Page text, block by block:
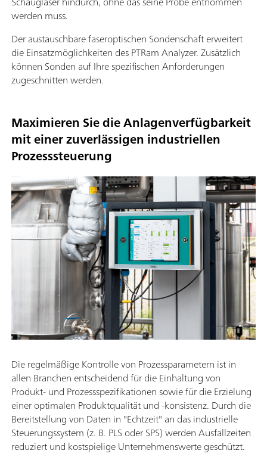
werden muss.
Der austauschbare faseroptischen Sondenschaft erweitert
die Einsatzmöglichkeiten des PTRam Analyzer. Zusätzlich
können Sonden auf Ihre spezifischen Anforderungen
zugeschnitten werden.
Maximieren Sie die Anlagenverfügbarkeit
mit einer zuverlässigen industriellen
Prozesssteuerung
Die regelmäßige Kontrolle von Prozessparametern ist in
allen Branchen entscheidend für die Einhaltung von
Produkt- und Prozessspezifikationen sowie für die Erzielung
einer optimalen Produktqualität und -konsistenz. Durch die
Bereitstellung von Daten in "Echtzeit" an das industrielle
Steuerungssystem (z. B. PLS oder SPS) werden Ausfallzeiten
reduziert und kostspielige Unternehmenswerte geschützt.